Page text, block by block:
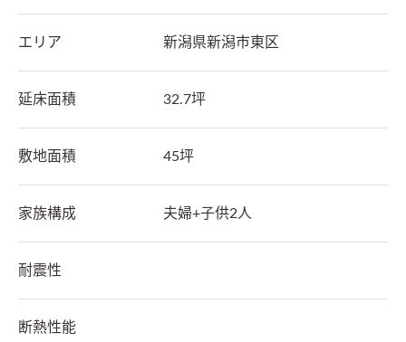
エリア 新潟県新潟市東区
延床面積 32.7坪
敷地面積 45坪
家族構成 夫婦+子供2人
耐震性
断熱性能